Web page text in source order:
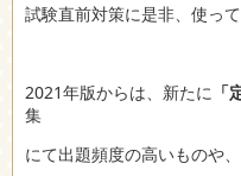
試験直前対策に是非、使っ
2021年版からは、新たに 「
集
にて出題頻度の高いものや